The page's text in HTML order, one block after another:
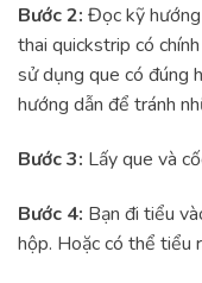
Bước 2: Đọc kỹ
thai quickstrip có
sử dụng que có đúng
hướng dẫn để tránh
Bước 3: Lấy que và
Bước 4: Bạn đi tiểu
hộp. Hoặc có thể tiểu